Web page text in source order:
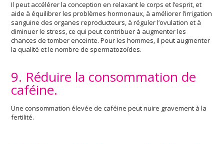
Il peut accélérer la conception en relaxant le corps et l’esprit, et
aide à équilibrer les problèmes hormonaux, à améliorer l’irrigation
sanguine des organes reproducteurs, à réguler l’ovulation et à
diminuer le stress, ce qui peut contribuer à augmenter les
chances de tomber enceinte. Pour les hommes, il peut augmenter
la qualité et le nombre de spermatozoïdes.
9. Réduire la consommation de
caféine.
Une consommation élevée de caféine peut nuire gravement à la
fertilité.